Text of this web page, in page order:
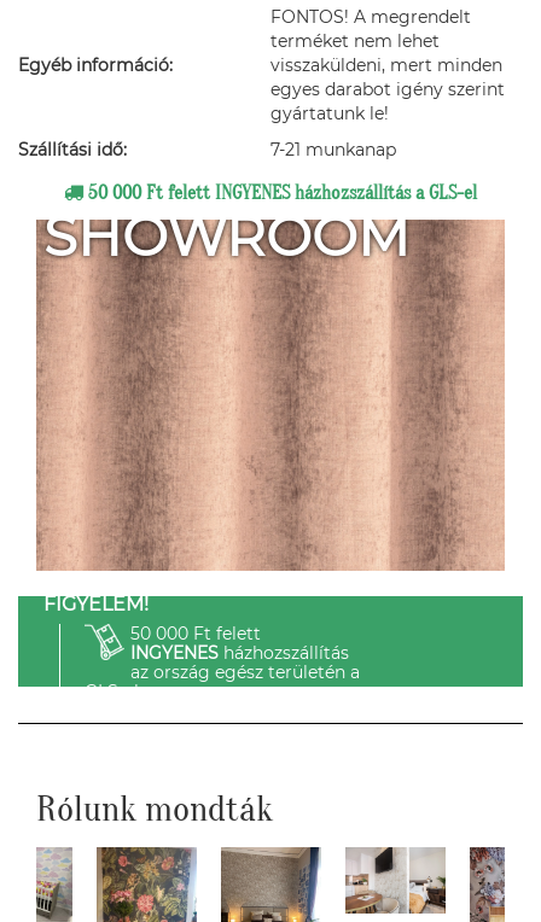
Egyéb információ:
FONTOS! A megrendelt
terméket nem lehet
visszaküldeni, mert minden
egyes darabot igény szerint
gyártatunk le!
Szállítási idő:
7-21 munkanap
50 000 Ft felett INGYENES házhozszállítás a GLS-el
SHOWROOM
FIGYELEM!
50 000 Ft felett
INGYENESházhozszállítás
az ország egész területén a
GLS-el.
Rólunk mondták